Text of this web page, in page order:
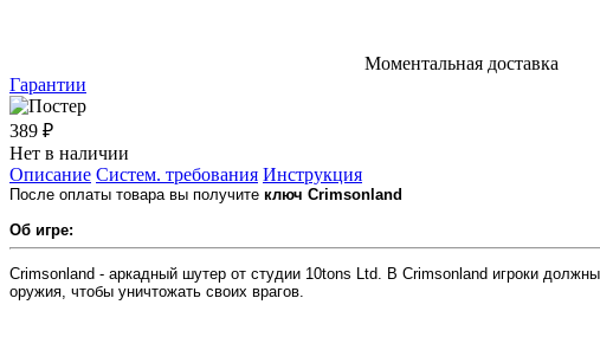
Моментальная доставка
Гарантии
389 ₽
Нет в наличии
Описание Систем. требования Инструкция
После оплаты товара вы получите ключ Crimsonland
Об игре:
Crimsonland - аркадный шутер от студии 10tons Ltd. В Crimsonland игроки
оружия, чтобы уничтожать своих врагов.